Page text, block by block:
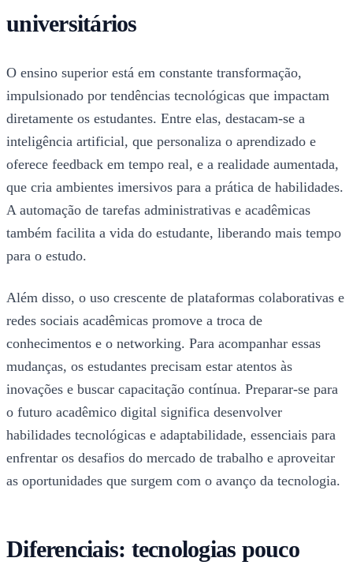
universitários
O ensino superior está em constante transformação,
impulsionado por tendências tecnológicas que impactam
diretamente os estudantes. Entre elas, destacam-se a
inteligência artificial, que personaliza o aprendizado e
oferece feedback em tempo real, e a realidade aumentada,
que cria ambientes imersivos para a prática de habilidades.
A automação de tarefas administrativas e acadêmicas
também facilita a vida do estudante, liberando mais tempo
para o estudo.
Além disso, o uso crescente de plataformas colaborativas e
redes sociais acadêmicas promove a troca de
conhecimentos e o networking. Para acompanhar essas
mudanças, os estudantes precisam estar atentos às
inovações e buscar capacitação contínua. Preparar-se para
o futuro acadêmico digital significa desenvolver
habilidades tecnológicas e adaptabilidade, essenciais para
enfrentar os desafios do mercado de trabalho e aproveitar
as oportunidades que surgem com o avanço da tecnologia.
Diferenciais: tecnologias pouco